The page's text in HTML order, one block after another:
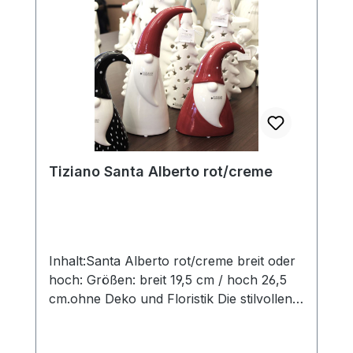
hergestellt, so dass jedes seinen ganz
eigenen Zauber inne hat. Hinweis:Die
Maßangaben entsprechen der
Herstellerangabe von Tiziano und sind ca-
Werte. Eventuelle Besonderheiten oder
Abweichungen werden gesondert in der
Artikelbeschreibung beschrieben.
Tiziano Santa Alberto rot/creme
Inhalt:Santa Alberto rot/creme breit oder
hoch: Größen: breit 19,5 cm / hoch 26,5
cm.ohne Deko und Floristik Die stilvollen